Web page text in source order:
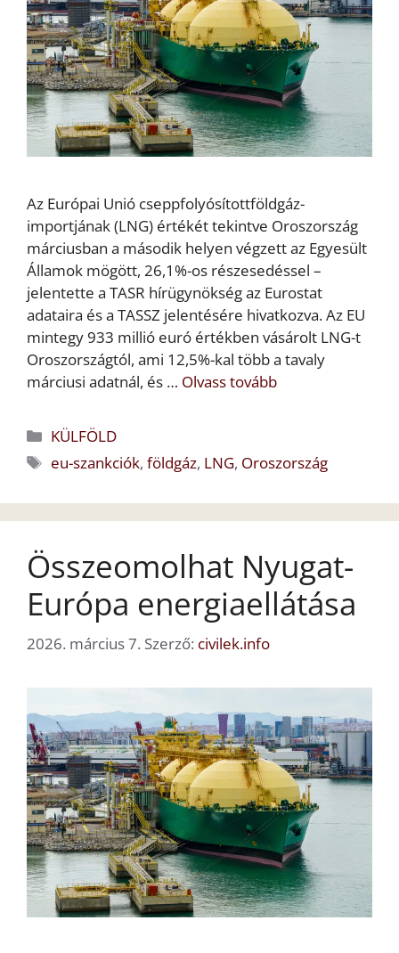
Az Európai Unió cseppfolyósítottföldgáz-
importjának (LNG) értékét tekintve Oroszország
márciusban a második helyen végzett az Egyesült
Államok mögött, 26,1%-os részesedéssel –
jelentette a TASR hírügynökség az Eurostat
adataira és a TASSZ jelentésére hivatkozva. Az EU
mintegy 933 millió euró értékben vásárolt LNG-t
Oroszországtól, ami 12,5%-kal több a tavaly
márciusi adatnál, és … Olvass tovább
Kategória
KÜLFÖLD
Címkék
eu-szankciók,földgáz, LNG, Oroszország
Összeomolhat Nyugat-
Európa energiaellátása
2026. március 7. Szerző: civilek.info